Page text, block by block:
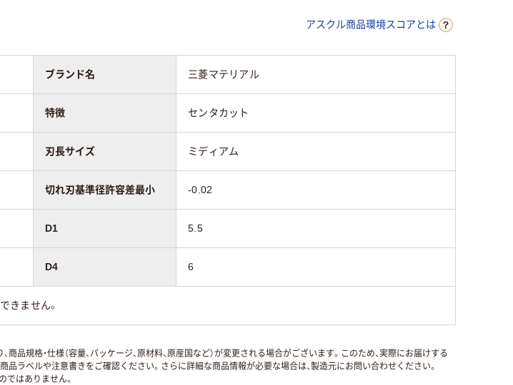
アスクル商品環境スコアとは
ブランド名 三菱マテリアル
特徴 センタカット
刃長サイズ ミディアム
切れ刃基準径許容差最小 -0.02
D1 5.5
D4 6
きません。
規格・仕様（容量、パッケージ、原材料、原産国など）が変更される場合がございます。このため、実際にお届けする
ラベルや注意書きをご確認ください。さらに詳細な商品情報が必要な場合は、製造元にお問い合わせください。
ではありません。